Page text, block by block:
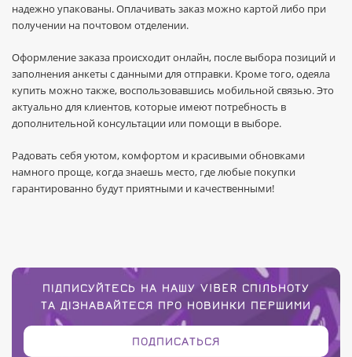
надежно упакованы. Оплачивать заказ можно картой либо при
получении на почтовом отделении.
Оформление заказа происходит онлайн, после выбора позиций и
заполнения анкеты с данными для отправки. Кроме того, одеяла
купить можно также, воспользовавшись мобильной связью. Это
актуально для клиентов, которые имеют потребность в
дополнительной консультации или помощи в выборе.
Радовать себя уютом, комфортом и красивыми обновками
намного проще, когда знаешь место, где любые покупки
гарантированно будут приятными и качественными!
ПІДПИСУЙТЕСЬ НА НАШУ VIBER СПІЛЬНОТУ
ТА ДІЗНАВАЙТЕСЯ ПРО НОВИНКИ ПЕРШИМИ
ПОДПИСАТЬСЯ